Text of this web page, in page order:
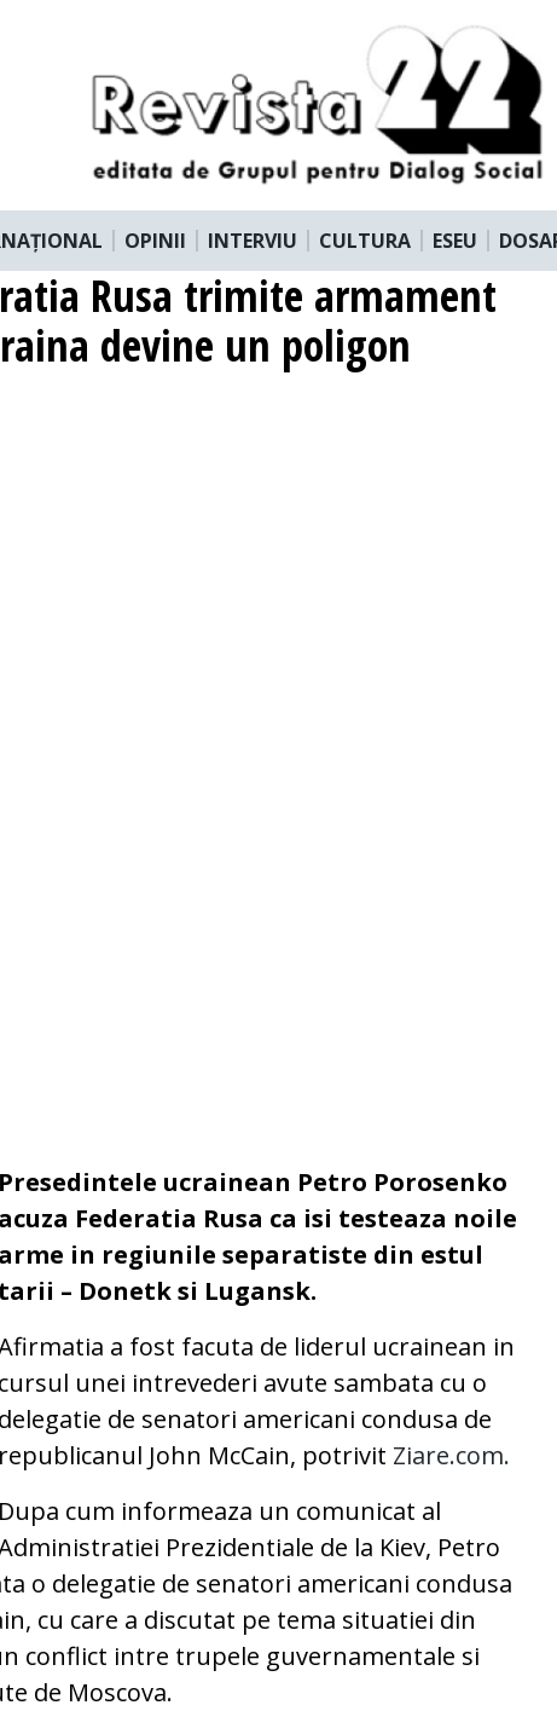
OPINII INTERVIU CULTURA ESEU
Rusa trimite armament
devine un poligon
Presedintele ucrainean Petro Porosenko
acuza Federatia Rusa ca isi testeaza noile
arme in regiunile separatiste din estul
tarii – Donetk si Lugansk.
a fost facuta de liderul ucrainean in
cursul unei intrevederi avute sambata cu o
delegatie de senatori americani condusa de
republicanul John McCain, potrivit Ziare.com.
Dupa cum informeaza un comunicat al
Prezidentiale de la Kiev, Petro
o delegatie de senatori americani condusa
cu care a discutat pe tema situatiei din
conflict intre trupele guvernamentale si
de Moscova.